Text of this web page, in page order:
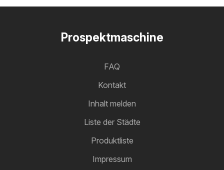
Prospektmaschine
FAQ
Kontakt
Inhalt melden
Liste der Städte
Produktliste
Impressum